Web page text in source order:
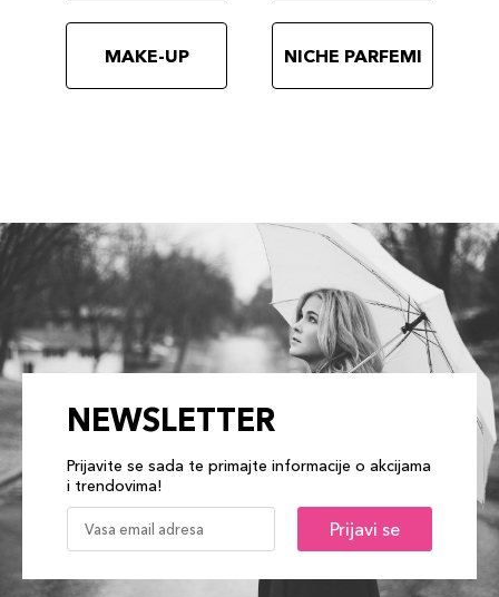
MAKE-UP NICHE PARFEMI
NEWSLETTER
Prijavite se sada te primajte informacije o akcijama
i trendovima!
Prijavi se